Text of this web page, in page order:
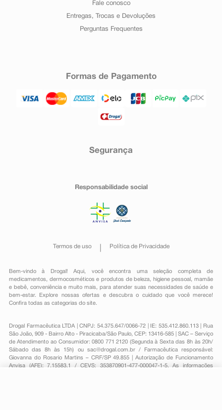
Fale conosco
Entregas, Trocas e Devoluções
Perguntas Frequentes
Formas de Pagamento
Segurança
Responsabilidade social
Termos de uso Política de Privacidade
Bem-vindo à Drogal! Aqui, você encontra uma seleção completa de
medicamentos , dermocosméticos e produtos de beleza, higiene pessoal ,mamãe
e bebê, conveniênciae muito mais, para atender suas necessidades de saúde e
bem-estar. Explore nossas ofertas e descubra o cuidado que você merece!
Confira todas as categorias do site.
Drogal Farmacêutica LTDA | CNPJ: 54.375.647/0066-72 | IE: 535.412.860.113 | Rua
São João, 909 - Bairro Alto - Piracicaba/São Paulo, CEP: 13416-585 | SAC – Serviço
de Atendimento ao Consumidor: 0800 771 2120 (Segunda à Sexta das 8h às 20h/
Sábado das 8h às 15h) ou sac@drogal.com.br/ Farmacêutica responsável:
Giovanna do Rosario Martins – CRF/SP 49.855 | Autorização de Funcionamento
Anvisa (AFE): 7.15583.1 / CEVS: 353870901-477-000047-1-5. As informações